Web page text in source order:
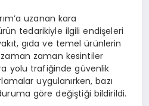
uzanan kara
tedarikiyle ilgili endişeleri
gıda ve temel ürünlerin
zaman zaman kesintiler
yolu trafiğinde güvenlik
uygulanırken, bazı
göre değiştiği bildirildi.